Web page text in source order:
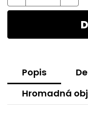
Popis
Hromadná